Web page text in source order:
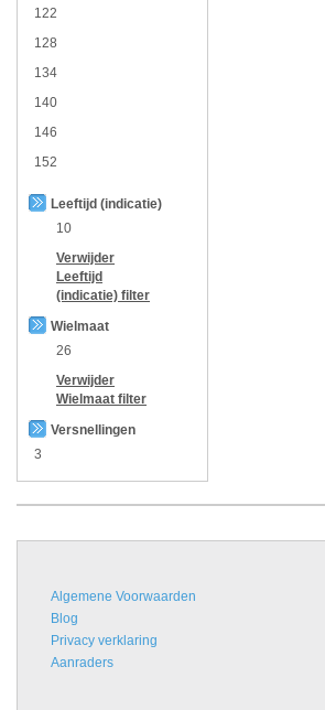
122
128
134
140
146
152
Leeftijd (indicatie)
10
Verwijder
Leeftijd
(indicatie) filter
Wielmaat
26
Verwijder
Wielmaat filter
Versnellingen
3
Algemene Voorwaarden
Blog
Privacy verklaring
Aanraders